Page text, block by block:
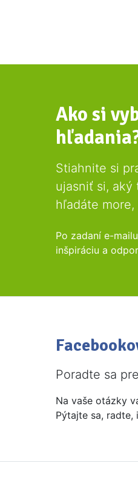
Ako si
Stiahnite si
ujasniť si,
hľadáte
Po zadaní e-
inšpiráciu a
Poradte sa
Na vaše otázky
Pýtajte sa, radte,